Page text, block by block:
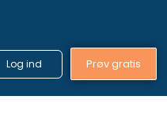
Log ind Prøv gratis